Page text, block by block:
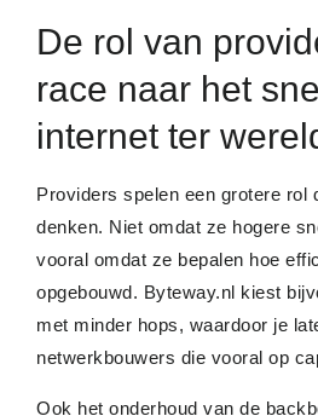
De rol van
race naar het
internet ter
Providers spelen een grotere rol
denken. Niet omdat ze hogere
vooral omdat ze bepalen hoe
opgebouwd. Byteway.nl kiest
met minder hops, waardoor je
netwerkbouwers die vooral op
Ook het onderhoud van de